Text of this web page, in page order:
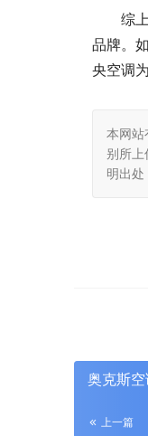
综
品牌。
央空调
本网站
别所
明出处
奥克斯
上一篇